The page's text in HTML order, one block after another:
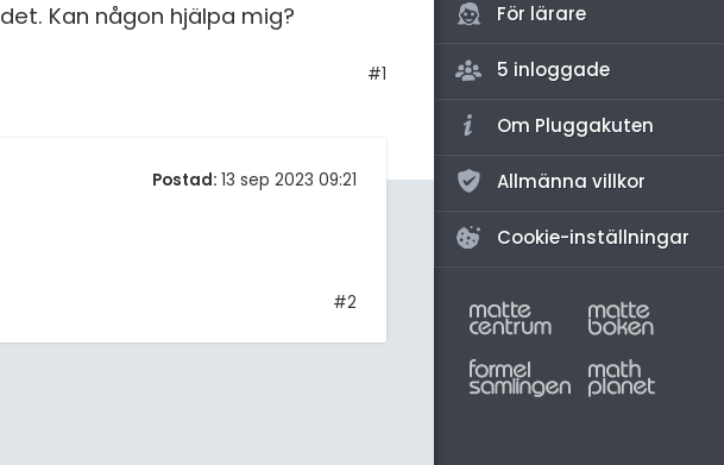
Kan någon hjälpa mig?
#1
Postad: 13 sep 2023 09:21
#2
För lärare
5 inloggade
Om Pluggakuten
Allmänna villkor
Cookie-inställningar
Fler ämnen
Övriga diskussioner